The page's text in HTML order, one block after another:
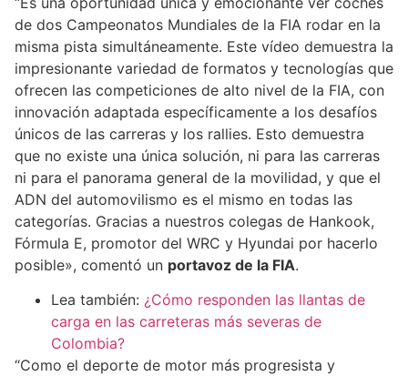
de dos Campeonatos Mundiales de la FIA rodar en la
misma pista simultáneamente. Este vídeo demuestra la
impresionante variedad de formatos y tecnologías que
ofrecen las competiciones de alto nivel de la FIA, con
innovación adaptada específicamente a los desafíos
únicos de las carreras y los rallies. Esto demuestra
que no existe una única solución, ni para las carreras
ni para el panorama general de la movilidad, y que el
ADN del automovilismo es el mismo en todas las
categorías. Gracias a nuestros colegas de Hankook,
Fórmula E, promotor del WRC y Hyundai por hacerlo
posible», comentó un portavoz de la FIA.
Lea también: ¿Cómo responden las llantas de
carga en las carreteras más severas de
Colombia?
“Como el deporte de motor más progresista y